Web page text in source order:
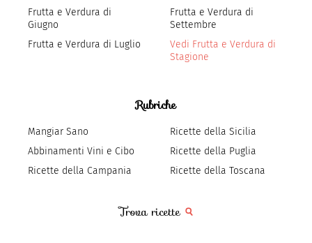
Frutta e Verdura di
Giugno
Frutta e Verdura di Luglio
Frutta e Verdura di
Settembre
Vedi Frutta e Verdura di
Stagione
Rubriche
Mangiar Sano
Abbinamenti Vini e Cibo
Ricette della Campania
Ricette della Sicilia
Ricette della Puglia
Ricette della Toscana
Trova ricette